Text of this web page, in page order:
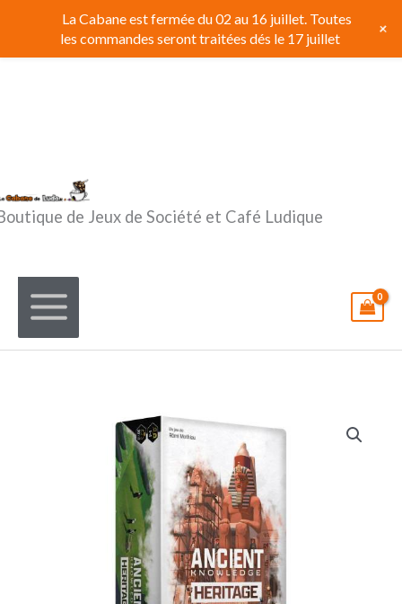
contenu
de Jeux de Société et Café Ludique
La Cabane est fermée du 02 au 16 juillet. Toutes
les commandes seront traitées dés le 17 juillet
+